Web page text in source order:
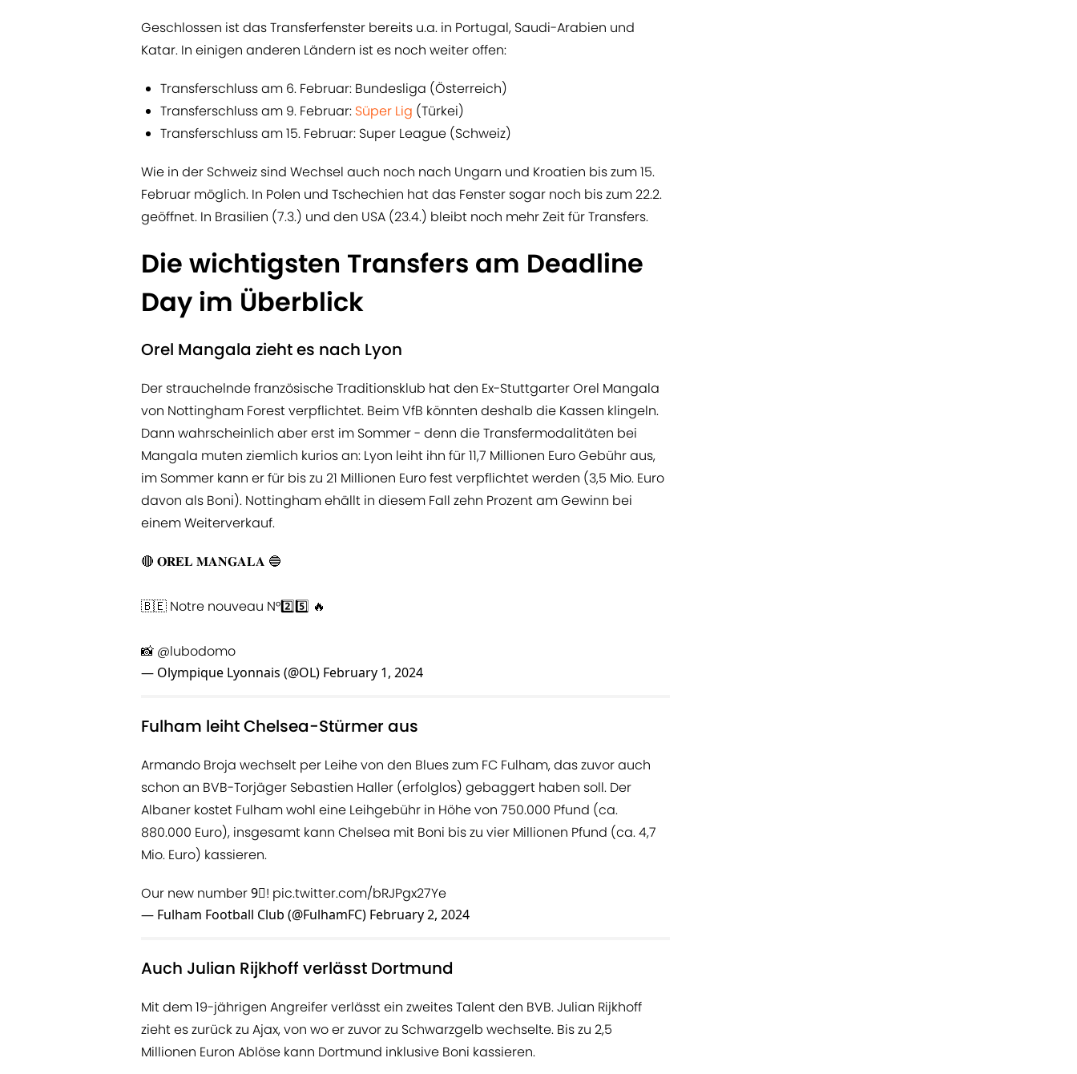
Geschlossen ist das Transferfenster bereits u.a. in Portugal, Saudi-Arabien und
Katar. In einigen anderen Ländern ist es noch weiter offen:
Transferschluss am 6. Februar: Bundesliga (Österreich)
Transferschluss am 9. Februar: Süper Lig (Türkei)
Transferschluss am 15. Februar: Super League (Schweiz)
Wie in der Schweiz sind Wechsel auch noch nach Ungarn und Kroatien bis zum 15.
Februar möglich. In Polen und Tschechien hat das Fenster sogar noch bis zum 22.2.
geöffnet. In Brasilien (7.3.) und den USA (23.4.) bleibt noch mehr Zeit für Transfers.
Die wichtigsten Transfers am Deadline
Day im Überblick
Orel Mangala zieht es nach Lyon
Der strauchelnde französische Traditionsklub hat den Ex-Stuttgarter Orel Mangala
von Nottingham Forest verpflichtet. Beim VfB könnten deshalb die Kassen klingeln.
Dann wahrscheinlich aber erst im Sommer - denn die Transfermodalitäten bei
Mangala muten ziemlich kurios an: Lyon leiht ihn für 11,7 Millionen Euro Gebühr aus,
im Sommer kann er für bis zu 21 Millionen Euro fest verpflichtet werden (3,5 Mio. Euro
davon als Boni). Nottingham ehällt in diesem Fall zehn Prozent am Gewinn bei
einem Weiterverkauf.
🔴 𝐎𝐑𝐄𝐋 𝐌𝐀𝐍𝐆𝐀𝐋𝐀 🔵
🇧🇪 Notre nouveau N°2️⃣5️⃣ 🔥
📸 @lubodomo
— Olympique Lyonnais (@OL) February 1, 2024
Fulham leiht Chelsea-Stürmer aus
Armando Broja wechselt per Leihe von den Blues zum FC Fulham, das zuvor auch
schon an BVB-Torjäger Sebastien Haller (erfolglos) gebaggert haben soll. Der
Albaner kostet Fulham wohl eine Leihgebühr in Höhe von 750.000 Pfund (ca.
880.000 Euro), insgesamt kann Chelsea mit Boni bis zu vier Millionen Pfund (ca. 4,7
Mio. Euro) kassieren.
Our new number 9⃣! pic.twitter.com/bRJPgx27Ye
— Fulham Football Club (@FulhamFC) February 2, 2024
Auch Julian Rijkhoff verlässt Dortmund
Mit dem 19-jährigen Angreifer verlässt ein zweites Talent den BVB. Julian Rijkhoff
zieht es zurück zu Ajax, von wo er zuvor zu Schwarzgelb wechselte. Bis zu 2,5
Millionen Euron Ablöse kann Dortmund inklusive Boni kassieren.